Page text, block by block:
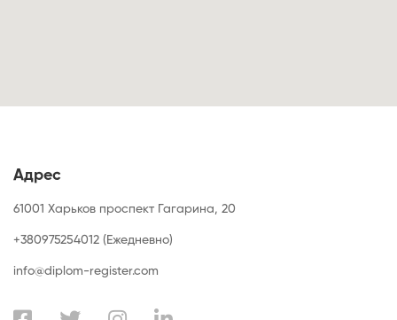
Адрес
61001 Харьков проспект Гагарина, 20
+380975254012 (Ежедневно)
info@diplom-register.com